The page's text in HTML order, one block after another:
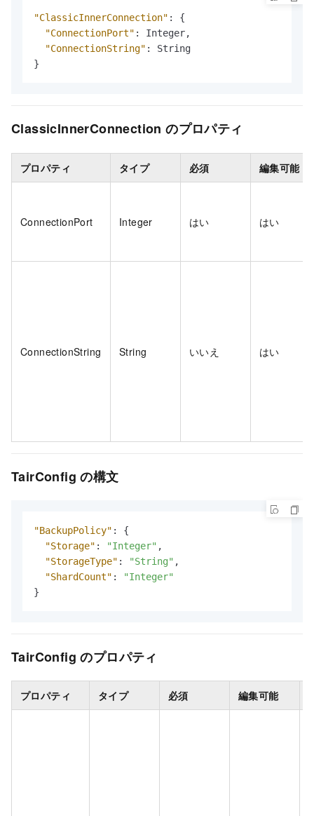
"ClassicInnerConnection" :
{
"ConnectionPort" : Integer,
"ConnectionString" :
}
ClassicInnerConnection のプロパティ
プロパティ タイプ 必須 編集可能
ConnectionPort Integer はい はい
ConnectionString String いいえ はい
TairConfig の構文
"BackupPolicy" :
{
"Storage" : "Integer" ,
"StorageType" : "String" ,
"ShardCount" :
"Integer"
}
TairConfig のプロパティ
プロパティ タイプ 必須 編集可能